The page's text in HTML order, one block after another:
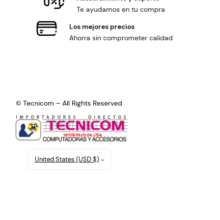
Te ayudamos en tu compra
Los mejores precios
Ahorra sin comprometer calidad
© Tecnicom – All Rights Reserved
United States (USD $)